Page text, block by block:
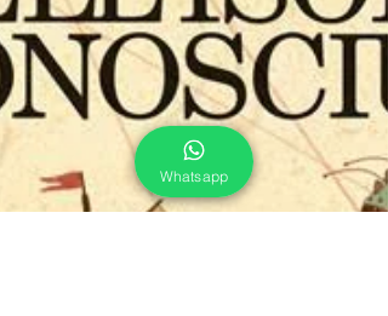
Whatsapp